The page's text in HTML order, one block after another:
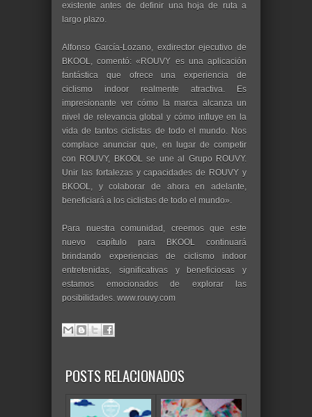
existente antes de definir una hoja de ruta a
largo plazo.
Alfonso García-Lozano, exdirector ejecutivo de
BKOOL, comentó: «ROUVY es una aplicación
fantástica que ofrece una experiencia de
ciclismo indoor realmente atractiva. Es
impresionante ver cómo la marca alcanza un
nivel de relevancia global y cómo influye en la
vida de tantos ciclistas de todo el mundo. Nos
complace anunciar que, en lugar de competir
con ROUVY, BKOOL se une al Grupo ROUVY.
Unir las fortalezas y capacidades de ROUVY y
BKOOL, y colaborar de ahora en adelante,
beneficiará a los ciclistas de todo el mundo».
​ Para nuestra comunidad, creemos que este
nuevo capítulo para BKOOL continuará
brindando experiencias de ciclismo indoor
entretenidas, significativas y beneficiosas y
estamos emocionados de explorar las
posibilidades. www.rouvy.com
POSTS RELACIONADOS